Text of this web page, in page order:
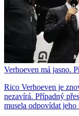
Verhoeven má jasno.
Rico Verhoeven je
nezavírá. Případný
musela odpovídat jeho